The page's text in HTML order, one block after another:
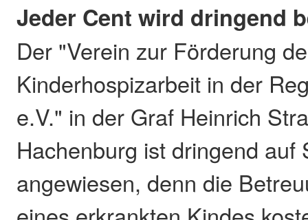
Jeder Cent wird dringend
Der "Verein zur Förderung
Kinderhospizarbeit in der
e.V." in der Graf Heinrich
Hachenburg ist dringend auf
angewiesen, denn die